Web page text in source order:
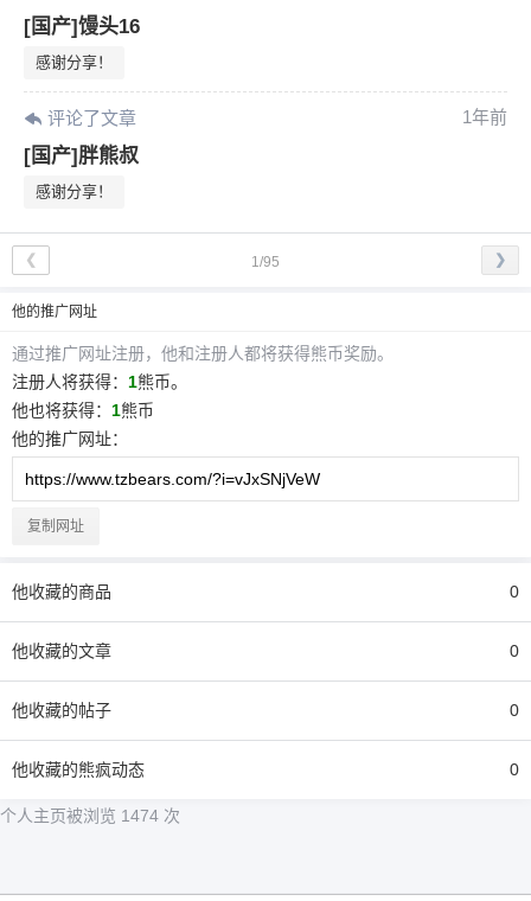
[国产]馒头16
感谢分享！
评论了文章 1年前
[国产]胖熊叔
感谢分享！
1/95
❮ ❯
他的推广网址
通过推广网址注册， 他和注册人都将获得熊币奖励。
注册人将获得： 1熊币。
他也将获得： 1熊币
他的推广网址：
复制网址
他收藏的商品 0
他收藏的文章 0
他收藏的帖子 0
他收藏的熊疯动态 0
个人主页被浏览 1474 次